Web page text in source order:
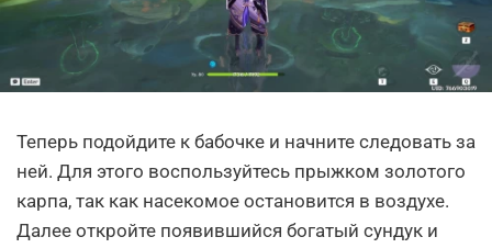
Теперь подойдите к бабочке и начните следовать за
ней. Для этого воспользуйтесь прыжком золотого
карпа, так как насекомое остановится в воздухе.
Далее откройте появившийся богатый сундук и